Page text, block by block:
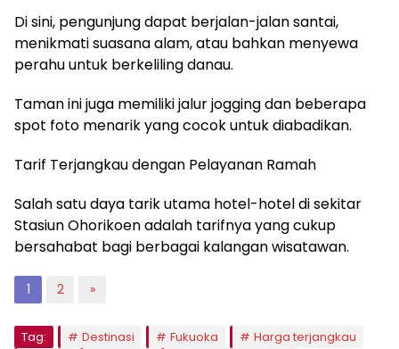
Di sini, pengunjung dapat berjalan-jalan santai,
menikmati suasana alam, atau bahkan menyewa
perahu untuk berkeliling danau.
Taman ini juga memiliki jalur jogging dan beberapa
spot foto menarik yang cocok untuk diabadikan.
Tarif Terjangkau dengan Pelayanan Ramah
Salah satu daya tarik utama hotel-hotel di sekitar
Stasiun Ohorikoen adalah tarifnya yang cukup
bersahabat bagi berbagai kalangan wisatawan.
1 2 »
Tag: Destinasi Fukuoka
Harga terjangkau